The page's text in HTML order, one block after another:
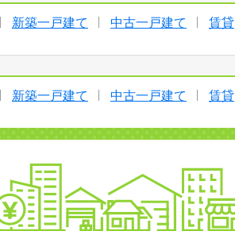
新築一戸建て 中古一戸建て 賃貸
新築一戸建て 中古一戸建て 賃貸